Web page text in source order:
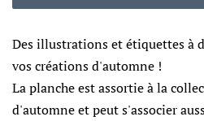
Des illustrations et étiquettes à
vos créations d'automne !
La planche est assortie à la
d'automne et peut s'associer